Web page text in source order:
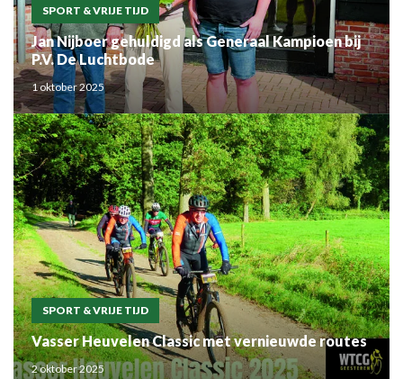
SPORT & VRIJE TIJD
Jan Nijboer gehuldigd als Generaal Kampioen bij
P.V. De Luchtbode
1 oktober 2025
SPORT & VRIJE TIJD
Vasser Heuvelen Classic met vernieuwde routes
2 oktober 2025